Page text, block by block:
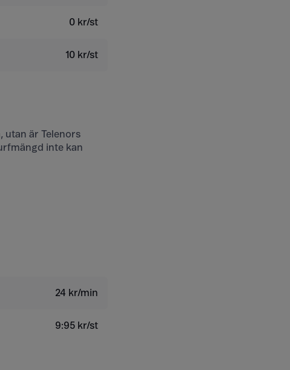
0 kr/st
10 kr/st
utan är Telenors
inte kan
24 kr/min
9:95 kr/st